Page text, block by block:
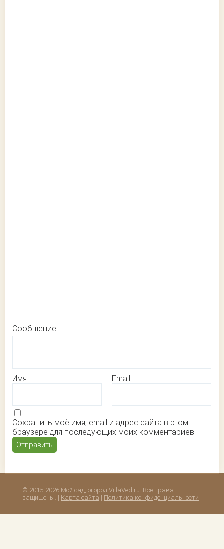
Сообщение
Имя Email
Сохранить моё имя, email и адрес сайта в этом
браузере для последующих моих комментариев.
© 2015-2026 Мой сад, огород VillaVed.ru. Все права
защищены. | Карта сайта | Политика конфиденциальности